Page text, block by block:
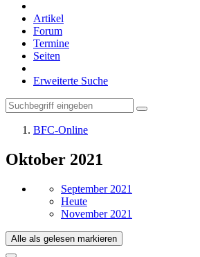
Artikel
Forum
Termine
Seiten
Erweiterte Suche
BFC-Online
Oktober 2021
September 2021
Heute
November 2021
Alle als gelesen markieren